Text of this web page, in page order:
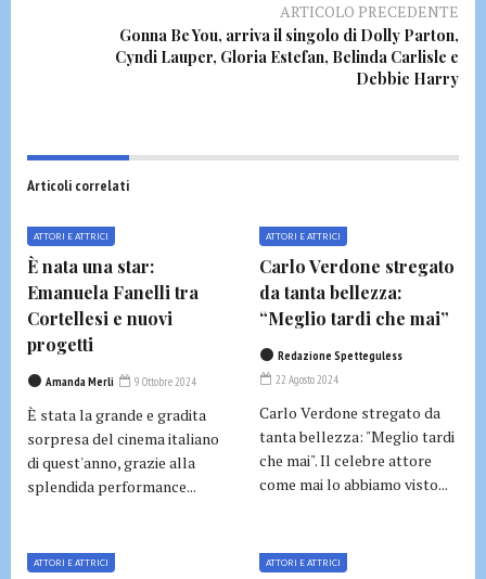
ARTICOLO PRECEDENTE
Gonna Be You, arriva il singolo di Dolly Parton,
Cyndi Lauper, Gloria Estefan, Belinda Carlisle e
Debbie Harry
Articoli correlati
ATTORI E ATTRICI
È nata una star:
Emanuela Fanelli tra
Cortellesi e nuovi
progetti
Amanda Merli 9 Ottobre 2024
È stata la grande e gradita
sorpresa del cinema italiano
di quest'anno, grazie alla
splendida performance...
ATTORI E ATTRICI
Carlo Verdone stregato
da tanta bellezza:
“Meglio tardi che mai”
Redazione Spetteguless
22 Agosto 2024
Carlo Verdone stregato da
tanta bellezza: "Meglio tardi
che mai". Il celebre attore
come mai lo abbiamo visto...
ATTORI E ATTRICI ATTORI E ATTRICI